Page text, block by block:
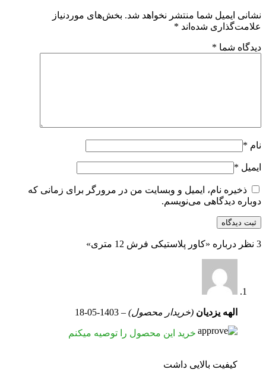
نشانی ایمیل شما منتشر نخواهد شد. بخش‌های موردنیاز
علامت‌گذاری شده‌اند *
دیدگاه شما *
نام *
ایمیل *
ذخیره نام، ایمیل و وبسایت من در مرورگر برای زمانی که
دوباره دیدگاهی می‌نویسم.
3 نظر درباره « کاور پلاستیکی فرش 12 متری»
الهه یزدیان (خریدار محصول) –
1403-05-18
خرید این محصول را توصیه میکنم
کیفیت بالایی داشت